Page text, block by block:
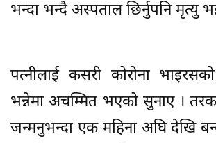
भन्दा भन्दै अस्पताल छिर्नुपनि मृत्यु
पत्नीलाई कसरी कोरोना
भन्नेमा अचम्मित भएको सुनाए ।
जन्मनुभन्दा एक महिना अघि देखि